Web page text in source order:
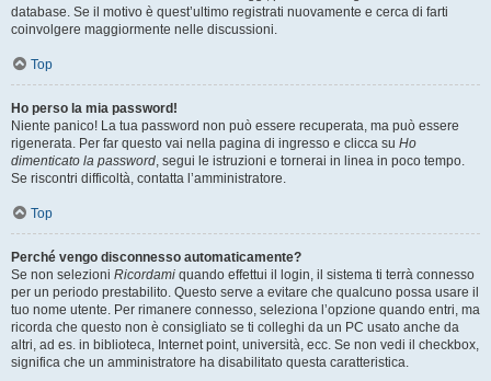
database. Se il motivo è quest’ultimo registrati nuovamente e cerca di farti
coinvolgere maggiormente nelle discussioni.
Top
Ho perso la mia password!
Niente panico! La tua password non può essere recuperata, ma può essere
rigenerata. Per far questo vai nella pagina di ingresso e clicca su Ho
dimenticato la password, segui le istruzioni e tornerai in linea in poco tempo.
Se riscontri difficoltà, contatta l’amministratore.
Top
Perché vengo disconnesso automaticamente?
Se non selezioni Ricordami quando effettui il login, il sistema ti terrà connesso
per un periodo prestabilito. Questo serve a evitare che qualcuno possa usare il
tuo nome utente. Per rimanere connesso, seleziona l’opzione quando entri, ma
ricorda che questo non è consigliato se ti colleghi da un PC usato anche da
altri, ad es. in biblioteca, Internet point, università, ecc. Se non vedi il checkbox,
significa che un amministratore ha disabilitato questa caratteristica.